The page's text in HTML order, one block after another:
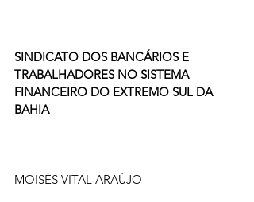
SINDICATO DOS BANCÁRIOS E
TRABALHADORES NO SISTEMA
FINANCEIRO DO EXTREMO SUL DA
BAHIA
MOISÉS VITAL ARAÚJO